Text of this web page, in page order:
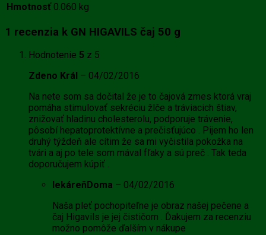
Hmotnosť 0.060 kg
1 recenzia k GN HIGAVILS čaj 50 g
Hodnotenie 5 z 5
Zdeno Král – 04/02/2016
Na nete som sa dočital že je to čajová zmes ktorá vraj
pomáha stimulovať sekréciu žlče a tráviacich štiav,
znižovať hladinu cholesterolu, podporuje trávenie,
pôsobí hepatoprotektívne a prečisťujúco . Pijem ho len
druhý týždeň ale cítim že sa mi vyčistila pokožka na
tvári a aj po tele som mával fľaky a sú preč . Tak teda
doporučujem kúpiť .
lekáreňDoma – 04/02/2016
Naša pleť pochopiteľne je obraz našej pečene a
čaj Higavils je jej čističom . Ďakujem za recenziu
možno pomôže ďalším v nákupe